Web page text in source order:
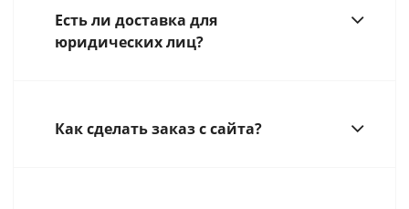
Есть ли доставка для
юридических лиц?
Как сделать заказ с сайта?